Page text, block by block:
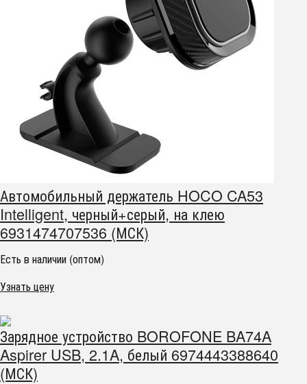
Автомобильный держатель HOCO CA53
Intelligent, черный+серый, на клею
6931474707536 (МСК)
Есть в наличии (оптом)
Узнать цену
Зарядное устройство BOROFONE BA74A
Aspirer USB, 2.1A, белый 6974443388640
(МСК)